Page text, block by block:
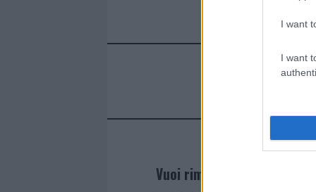
I want
I want
Vuoi rimanere sempre